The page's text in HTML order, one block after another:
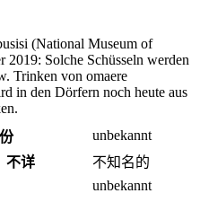
(National Museum of
2019: Solche Schüsseln werden
Trinken von omaere
in den Dörfern noch heute aus
unbekannt
不详
不​知名​的
unbekannt